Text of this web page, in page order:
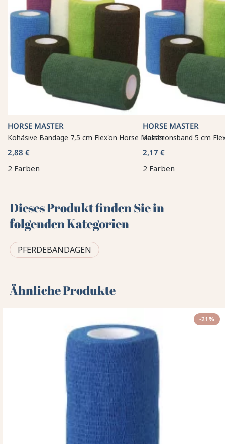
HORSE MASTER
Kohäsive Bandage 7,5 cm Flex'on Horse Master
2,88 €
2 Farben
HORSE MASTER
Kohäsionsband 5 cm
2,17 €
2 Farben
Dieses Produkt finden Sie in
folgenden Kategorien
PFERDEBANDAGEN
Ähnliche Produkte
-21%